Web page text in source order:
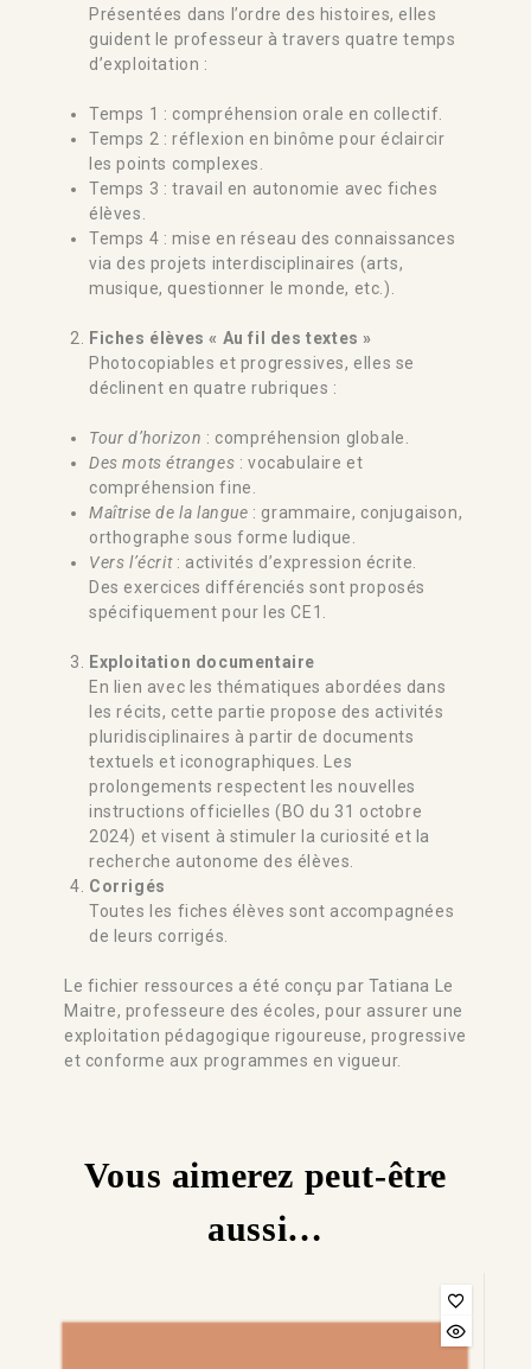
Présentées dans l’ordre des histoires, elles
guident le professeur à travers quatre temps
d’exploitation :
Temps 1 : compréhension orale en collectif.
Temps 2 : réflexion en binôme pour éclaircir
les points complexes.
Temps 3 : travail en autonomie avec fiches
élèves.
Temps 4 : mise en réseau des connaissances
via des projets interdisciplinaires (arts,
musique, questionner le monde, etc.).
Fiches élèves « Au fil des textes »
Photocopiables et progressives, elles se
déclinent en quatre rubriques :
Tour d’horizon : compréhension globale.
Des mots étranges : vocabulaire et
compréhension fine.
Maîtrise de la langue : grammaire, conjugaison,
orthographe sous forme ludique.
Vers l’écrit: activités d’expression écrite.
Des exercices différenciés sont proposés
spécifiquement pour les CE1.
Exploitation documentaire
En lien avec les thématiques abordées dans
les récits, cette partie propose des activités
pluridisciplinaires à partir de documents
textuels et iconographiques. Les
prolongements respectent les nouvelles
instructions officielles (BO du 31 octobre
2024) et visent à stimuler la curiosité et la
recherche autonome des élèves.
Corrigés
Toutes les fiches élèves sont accompagnées
de leurs corrigés.
Le fichier ressources a été conçu par Tatiana Le
Maitre, professeure des écoles, pour assurer une
exploitation pédagogique rigoureuse, progressive
et conforme aux programmes en vigueur.
Vous aimerez peut-être
aussi…